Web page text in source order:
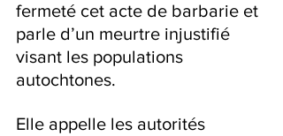
fermeté cet acte de barbarie et
parle d’un meurtre injustifié
visant les populations
autochtones.
Elle appelle les autorités